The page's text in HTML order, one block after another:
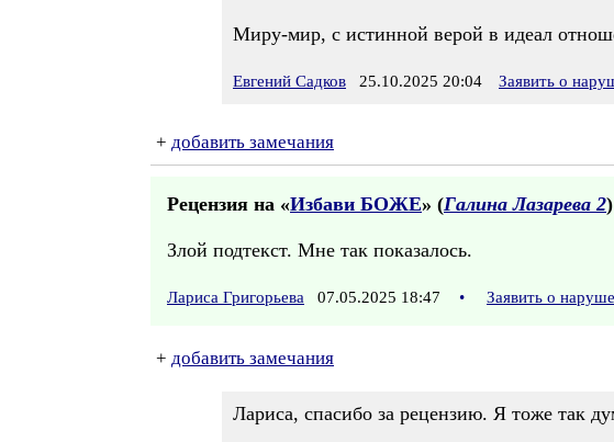
Миру-мир, с истинной верой в идеал
Евгений Садков 25.10.2025 20:04 Заявить о
+ добавить замечания
Рецензия на «Избави БОЖЕ» (Галина Лазарева 2)
Злой подтекст. Мне так показалось.
Лариса Григорьева 07.05.2025 18:47 • Заявить о
+ добавить замечания
Лариса, спасибо за рецензию. Я тоже так